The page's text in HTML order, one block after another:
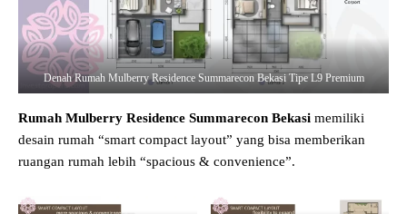
Denah Rumah Mulberry Residence Summarecon Bekasi Tipe L9 Premium
Rumah Mulberry Residence Summarecon Bekasi memiliki
desain rumah “smart compact layout” yang bisa memberikan
ruangan rumah lebih “spacious & convenience”.